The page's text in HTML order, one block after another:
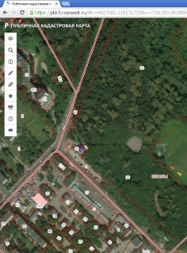
Перейти к основному содержанию